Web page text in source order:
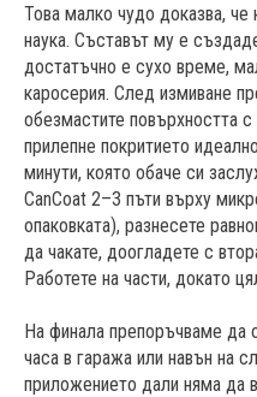
Това малко чудо доказва,
наука. Съставът му е
достатъчно е сухо време,
каросерия. След измиване
обезмастите повърхността с
прилепне покритието
минути, която обаче си
CanCoat 2–3 пъти върху
опаковката), разнесете
да чакате, доогладете с
Работете на части, докато
На финала препоръчваме да
часа в гаража или навън на
приложението дали няма да